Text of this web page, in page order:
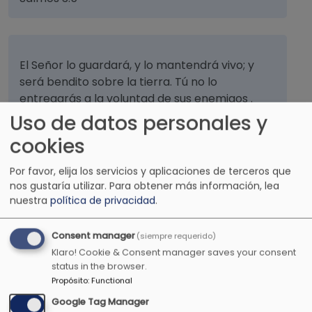
El Señor lo guardará, y lo mantendrá vivo; y
será bendito sobre la tierra. Tú no lo
entregarás a la voluntad de sus enemigos .
Salmos 41:2
Él te ha declarado, hombre, lo que es bueno;
¿y qué te pide Dios, sino que hagas justicia,
ames la misericordia y camines humildemente
con tu Señor?.
Miqueas 6:8
Uso de datos personales y
cookies
Por favor, elija los servicios y aplicaciones de terceros que
nos gustaría utilizar. Para obtener más información, lea
nuestra política de privacidad.
Consent manager(siempre requerido)
Klaro! Cookie & Consent manager saves your consent
status in the browser.
Propósito:Functional
Google Tag Manager